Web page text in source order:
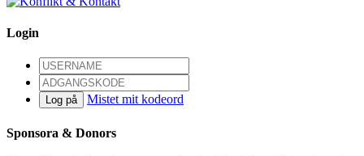
Login
Log på Mistet mit kodeord
Sponsora & Donors